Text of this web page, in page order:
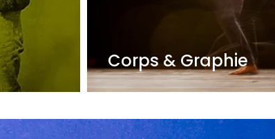
Corps & Graphie